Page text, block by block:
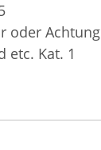
oder Achtung
etc. Kat. 1